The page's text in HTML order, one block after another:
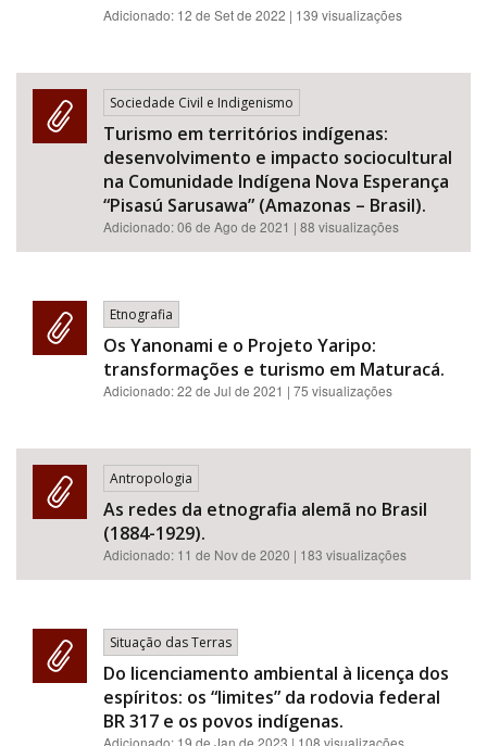
Adicionado: 12 de Set de 2022 | 139 visualizações
Sociedade Civil e Indigenismo
Turismo em territórios indígenas:
desenvolvimento e impacto sociocultural
na Comunidade Indígena Nova Esperança
“Pisasú Sarusawa” (Amazonas – Brasil).
Adicionado:06 de Ago de 2021 | 88 visualizações
Etnografia
Os Yanonami e o Projeto Yaripo:
transformações e turismo em Maturacá.
Adicionado:22 de Jul de 2021 | 75 visualizações
Antropologia
As redes da etnografia alemã no Brasil
(1884-1929).
Adicionado: 11 de Nov de 2020 | 183 visualizações
Situação das Terras
Do licenciamento ambiental à licença dos
espíritos: os “limites” da rodovia federal
BR 317 e os povos indígenas.
Adicionado: 19 de Jan de 2023 | 108 visualizações